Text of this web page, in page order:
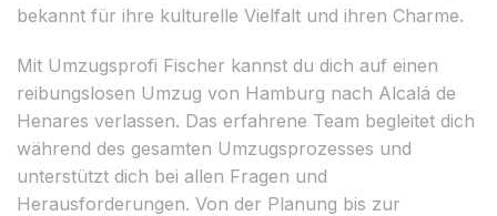
bekannt für ihre kulturelle Vielfalt und ihren Charme.
Mit Umzugsprofi Fischer kannst du dich auf einen
reibungslosen Umzug von Hamburg nach Alcalá de
Henares verlassen. Das erfahrene Team begleitet dich
während des gesamten Umzugsprozesses und
unterstützt dich bei allen Fragen und
Herausforderungen. Von der Planung bis zur